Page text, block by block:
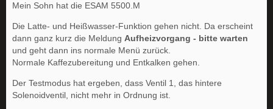
Mein Sohn hat die ESAM 5500.M
Die Latte- und Heißwasser-Funktion gehen nicht. Da erscheint
dann ganz kurz die Meldung Aufheizvorgang - bitte warten
und geht dann ins normale Menü zurück.
Normale Kaffezubereitung und Entkalken gehen.
Der Testmodus hat ergeben, dass Ventil 1, das hintere
Solenoidventil, nicht mehr in Ordnung ist.